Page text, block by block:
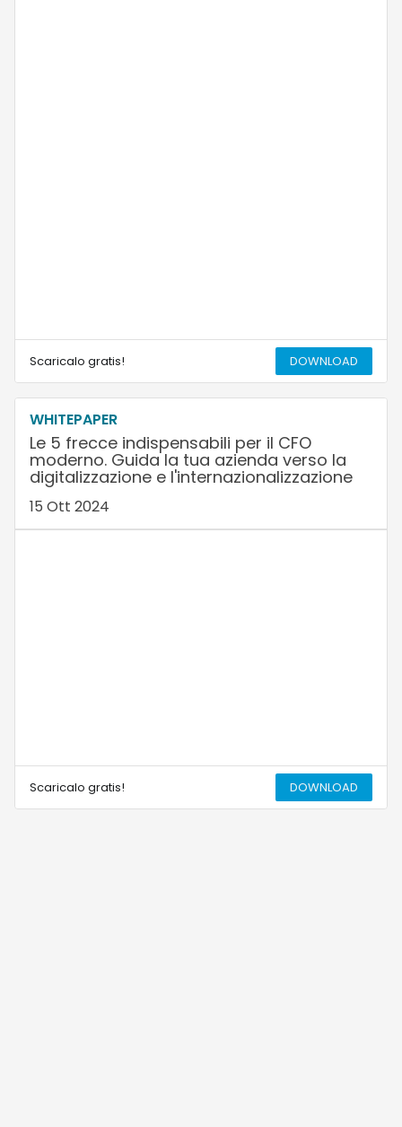
Scaricalo gratis! DOWNLOAD
WHITEPAPER
Le 5 frecce indispensabili per il CFO
moderno. Guida la tua azienda verso la
digitalizzazione e l'internazionalizzazione
15 Ott 2024
Scaricalo gratis! DOWNLOAD